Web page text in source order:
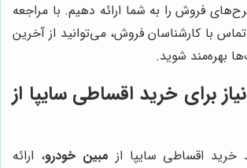
فروش را به شما ارائه دهیم. با مراجعه
با کارشناسان فروش، می‌توانید از آخرین
بهره‌مند شوید.
برای خرید اقساطی سایپا از
خرید اقساطی سایپا از مبین خودرو، ارائه